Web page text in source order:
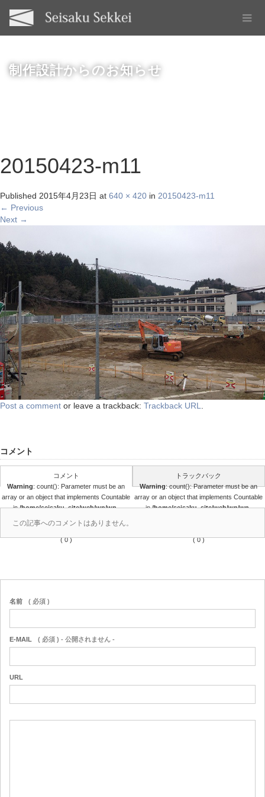
制作設計からのお知らせ
20150423-m11
Published 2015年4月23日 at 640 × 420 in 20150423-m11
← Previous
Next →
Post a comment or leave a trackback: Trackback URL
コメント
コメント
Warning: count(): Parameter must be an
array or an object that implements Countable
in/home/seisaku_site/web/wp/wp-
content/themes/seisaku/comments.php
36
( 0 )
トラックバック
Warning: count(): Parameter must be an
array or an object that implements Countable
in/home/seisaku_site/web/wp/wp-
( 0 )
この記事へのコメントはありません。
名前 ( 必須 )
E-MAIL ( 必須 ) - 公開されません -
URL